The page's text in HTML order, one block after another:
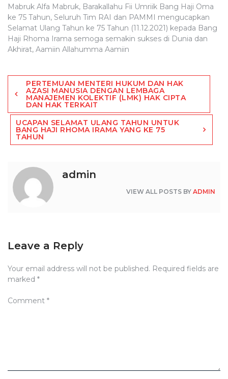
Mabruk Alfa Mabruk, Barakallahu Fii Umriik Bang Haji Oma
ke 75 Tahun, Seluruh Tim RAI dan PAMMI mengucapkan
Selamat Ulang Tahun ke 75 Tahun (11.12.2021) kepada Bang
Haji Rhoma Irama semoga semakin sukses di Dunia dan
Akhirat, Aamiin Allahumma Aamiin
Post
navigation
PERTEMUAN MENTERI HUKUM DAN HAK
AZASI MANUSIA DENGAN LEMBAGA
MANAJEMEN KOLEKTIF (LMK) HAK CIPTA
DAN HAK TERKAIT
UCAPAN SELAMAT ULANG TAHUN UNTUK
BANG HAJI RHOMA IRAMA YANG KE 75
TAHUN
admin
VIEW ALL POSTS BY ADMIN
Leave a Reply
Your email address will not be published. Required fields are
marked *
Comment *